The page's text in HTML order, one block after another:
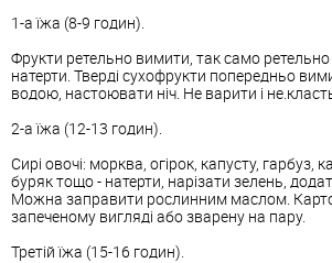
1-а їжа (8-9 годин).
Фрукти ретельно вимити, так само
натерти. Тверді сухофрукти попередньо
водою, настоювати ніч. Не варити і
2-а їжа (12-13 годин).
Сирі овочі: морква, огірок, капусту, гарбуз,
буряк тощо - натерти, нарізати зелень,
Можна заправити рослинним маслом.
запеченому вигляді або зварену на пару.
Третій їжа (15-16 годин).